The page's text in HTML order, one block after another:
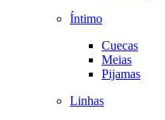
Íntimo
Cuecas
Meias
Pijamas
Linhas